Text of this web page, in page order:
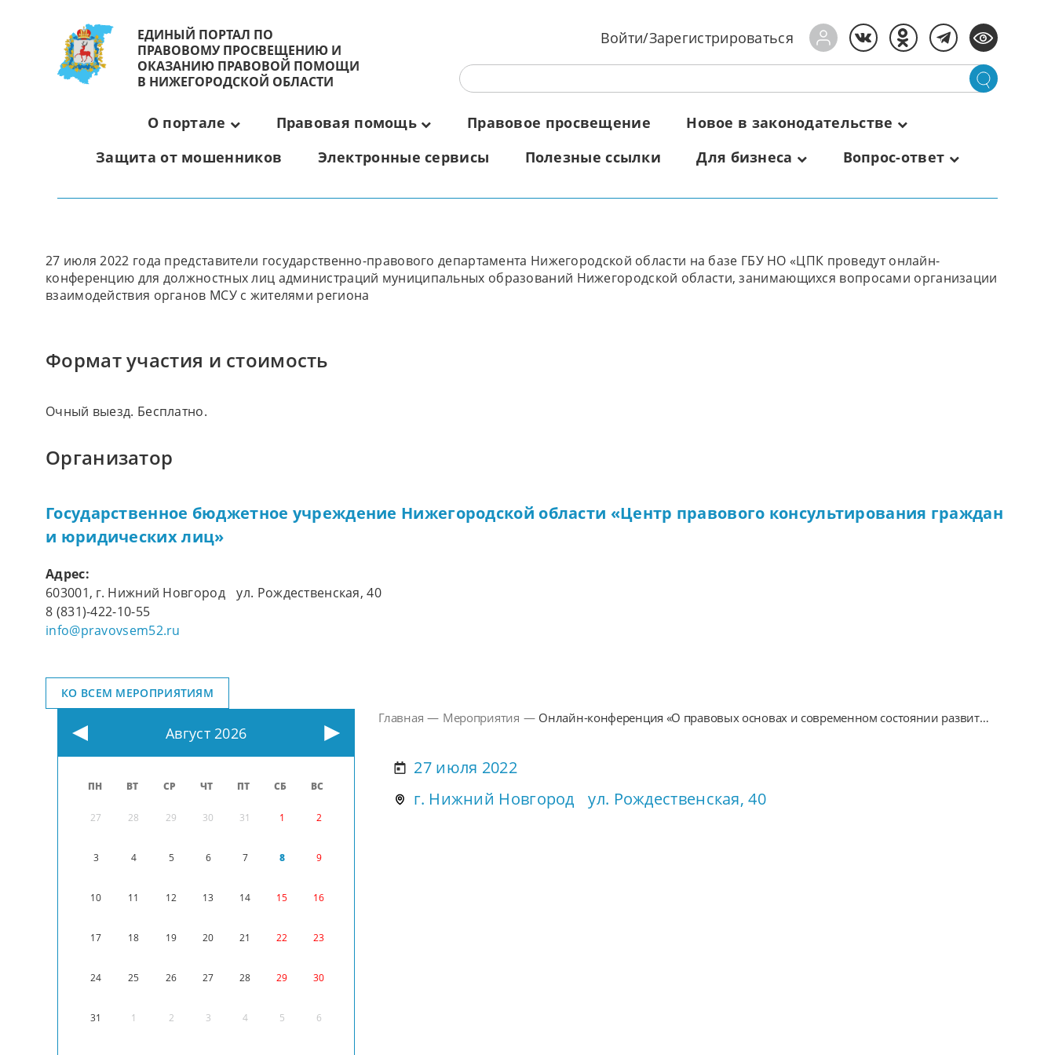
ЕДИНЫЙ ПОРТАЛ ПО
ПРАВОВОМУ ПРОСВЕЩЕНИЮ И
ОКАЗАНИЮ ПРАВОВОЙ ПОМОЩИ
В НИЖЕГОРОДСКОЙ ОБЛАСТИ
Войти/Зарегистрироваться
О портале Правовая помощь Правовое просвещение
Новое в законодательстве
Защита от мошенников
Электронные сервисы Полезные ссылки Для бизнеса Вопрос-ответ
Август 2026
ПН ВТ СР ЧТ ПТ СБ ВС
27 28 29 30 31 1 2
3 4 5 6 7 8 9
10 11 12 13 14 15 16
17 18 19 20 21 22 23
24 25 26 27 28 29 30
31 1 2 3 4 5 6
Главная — Мероприятия — Онлайн-конференция «О правовых основах и современном состоянии развития
27 июля 2022
г. Нижний Новгород ул. Рождественская, 40
27 июля 2022 года представители государственно-правового департамента Нижегородской области на базе ГБУ НО «ЦПК проведут онлайн-
конференцию для должностных лиц администраций муниципальных образований Нижегородской области, занимающихся вопросами организации
взаимодействия органов МСУ с жителями региона
Формат участия и стоимость
Очный выезд. Бесплатно.
Организатор
Государственное бюджетное учреждение Нижегородской области «Центр правового консультирования граждан
и юридических лиц»
Адрес:
603001, г. Нижний Новгород ул. Рождественская, 40
8 (831)-422-10-55
info@pravovsem52.ru
КО ВСЕМ МЕРОПРИЯТИЯМ